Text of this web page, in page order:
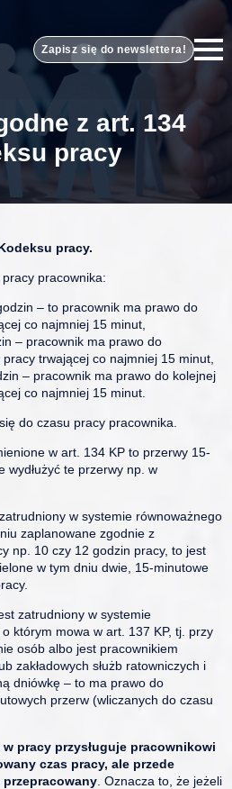
Zapisz się do newslettera!
z art. 134
pracy
pracy.
pracownika:
– to pracownik ma prawo do
co najmniej 15 minut,
– pracownik ma prawo do
trwającej co najmniej 15 minut,
– pracownik ma prawo do kolejnej
co najmniej 15 minut.
do czasu pracy pracownika.
w art. 134 KP to przerwy 15-
wydłużyć te przerwy np. w
w systemie równoważnego
zaplanowane zgodnie z
np. 10 czy 12 godzin pracy, to jest
w tym dniu dwie, 15-minutowe
zatrudniony w systemie
którym mowa w art. 137 KP, tj. przy
osób albo jest pracownikiem
zakładowych służb ratowniczych i
dniówkę – to ma prawo do
przerw (wliczanych do czasu
pracy przysługuje pracownikowi
czas pracy, ale przede
. Oznacza to, że jeżeli